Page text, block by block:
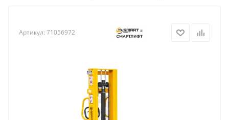
Артикул: 71056972